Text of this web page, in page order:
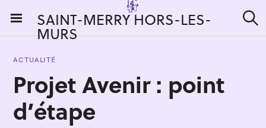
i
SAINT-MERRY HORS-LES-
MURS e
ACTUALITÉ
Projet Avenir : point
d’étape